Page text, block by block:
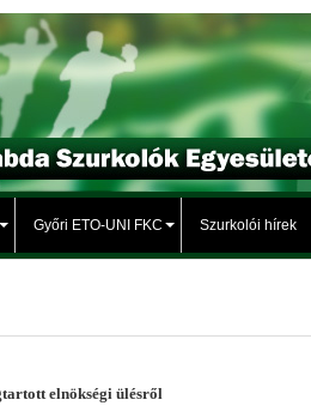
Győri ETO-UNI FKC Szurkolói hírek
elnökségi ülésről